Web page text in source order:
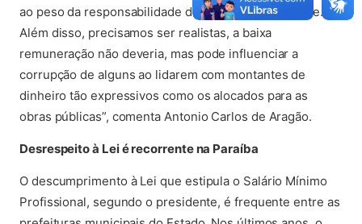
ao peso da responsabilidade de um cargo como esse.
Além disso, precisamos ser realistas, a baixa
remuneração não deveria, mas pode influenciar a
corrupção de alguns ao lidarem com montantes de
dinheiro tão expressivos como os alocados para as
obras públicas”, comenta Antonio Carlos de Aragão.
Desrespeito à Lei é recorrente na Paraíba
O descumprimento à Lei que estipula o Salário Mínimo
Profissional, segundo o presidente, é frequente entre as